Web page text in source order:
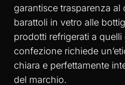
garantisce trasparenza al
barattoli in vetro alle
prodotti refrigerati a
confezione richiede
chiara e perfettamente
del marchio.